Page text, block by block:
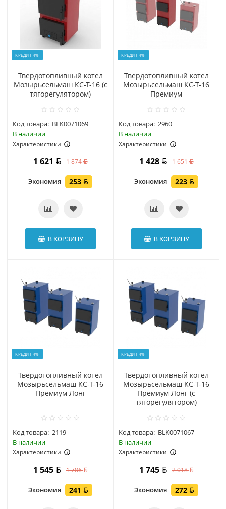
КРЕДИТ 4%
Твердотопливный котел
Мозырьсельмаш КС-Т-16 (с
тягорегулятором)
Код товара: BLK0071069
В наличии
Характеристики
1 621 1 874
Экономия 253
В КОРЗИНУ
КРЕДИТ 4%
Твердотопливный котел
Мозырьсельмаш КС-Т-16
Премиум
Код товара: 2960
В наличии
Характеристики
1 428 1 651
Экономия 223
В КОРЗИНУ
КРЕДИТ 4%
Твердотопливный котел
Мозырьсельмаш КС-Т-16
Премиум Лонг
Код товара: 2119
В наличии
Характеристики
1 545 1 786
Экономия 241
КРЕДИТ 4%
Твердотопливный котел
Мозырьсельмаш КС-Т-16
Премиум Лонг (с
тягорегулятором)
Код товара: BLK0071067
В наличии
Характеристики
1 745 2 018
Экономия 272